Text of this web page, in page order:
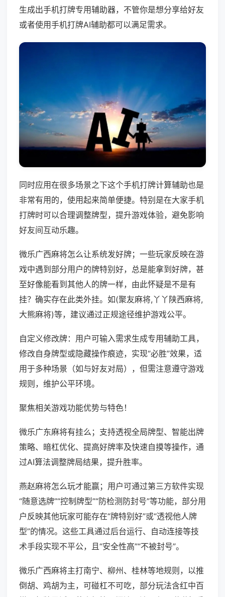
生成出手机打牌专用辅助器，不管你是想分享给好友
或者使用手机打牌AI辅助都可以满足需求。
同时应用在很多场景之下这个手机打牌计算辅助也是
非常有用的，使用起来简单便捷。特别是在大家手机
打牌时可以合理调整牌型，提升游戏体验，避免影响
好友间互动乐趣。
微乐广西麻将怎么让系统发好牌；一些玩家反映在游
戏中遇到部分用户的牌特别好，总是能拿到好牌，甚
至好像能看到其他人的牌一样，由此怀疑是不是有
挂？确实存在此类外挂。如(聚友麻将,丫丫陕西麻将,
大熊麻将)等，建议通过正规途径维护游戏公平。
自定义修改牌：用户可输入需求生成专用辅助工具，
修改自身牌型或隐藏操作痕迹，实现“必胜”效果，适
用于多种场景（如与好友对局），但需注意遵守游戏
规则，维护公平环境。
聚焦相关游戏功能优势与特色！
微乐广东麻将有挂么；支持透视全局牌型、智能出牌
策略、暗杠优化、提高好牌率及快速自摸等操作，通
过AI算法调整牌局结果，提升胜率。
燕赵麻将怎么玩才能赢；用户可通过第三方软件实现
“随意选牌”“控制牌型”“防检测防封号”等功能，部分用
户反映其他玩家可能存在“牌特别好”或“透视他人牌
型”的情况。这些工具通过后台运行、自动连接等技
术手段实现不平公，且“安全性高”“不被封号”。
微乐广西麻将主打南宁、柳州、桂林等地规则，以推
倒胡、鸡胡为主，可碰杠不可吃，部分玩法含红中百